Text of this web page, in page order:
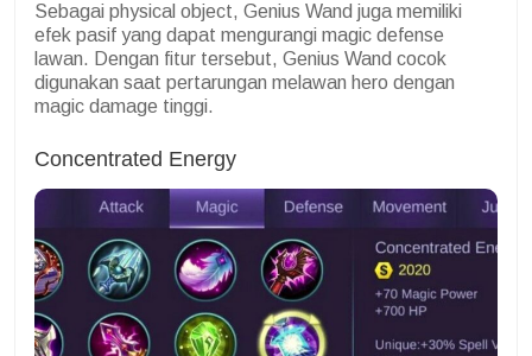
Sebagai physical object, Genius Wand juga memiliki
efek pasif yang dapat mengurangi magic defense
lawan. Dengan fitur tersebut, Genius Wand cocok
digunakan saat pertarungan melawan hero dengan
magic damage tinggi.
Concentrated Energy